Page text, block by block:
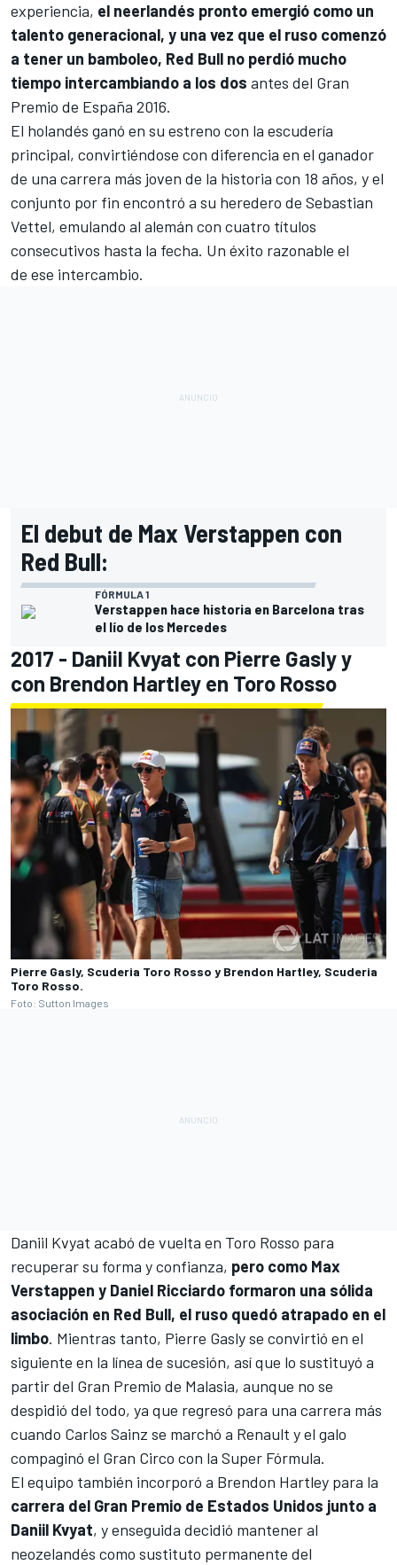
experiencia, el neerlandés pronto emergió como un
talento generacional, y una vez que el ruso comenzó
a tener un bamboleo, Red Bull no perdió mucho
tiempo intercambiando a los dos antes del Gran
Premio de España 2016.
El holandés ganó en su estreno con la escudería
principal, convirtiéndose con diferencia en el ganador
de una carrera más joven de la historia con 18 años, y el
conjunto por fin encontró a su heredero de Sebastian
Vettel, emulando al alemán con cuatro títulos
consecutivos hasta la fecha. Un éxito razonable el
de ese intercambio.
El debut de Max Verstappen con
Red Bull:
FÓRMULA 1
Verstappen hace historia en Barcelona tras
el lío de los Mercedes
2017 - Daniil Kvyat con Pierre Gasly y
con Brendon Hartley en Toro Rosso
Pierre Gasly, Scuderia Toro Rosso y Brendon Hartley, Scuderia
Toro Rosso.
Foto: Sutton Images
Daniil Kvyat acabó de vuelta en Toro Rosso para
recuperar su forma y confianza, pero como Max
Verstappen y Daniel Ricciardo formaron una sólida
asociación en Red Bull, el ruso quedó atrapado en el
limbo. Mientras tanto, Pierre Gaslyse convirtió en el
siguiente en la línea de sucesión, así que lo sustituyó a
partir del Gran Premio de Malasia, aunque no se
despidió del todo, ya que regresó para una carrera más
cuando Carlos Sainz se marchó a Renault y el galo
compaginó el Gran Circo con la Super Fórmula.
El equipo también incorporó a Brendon Hartley para la
carrera del Gran Premio de Estados Unidos junto a
Daniil Kvyat, y enseguida decidió mantener al
neozelandés como sustituto permanente del